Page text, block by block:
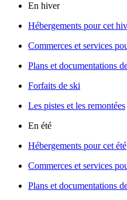
En hiver
Hébergements pour cet
Commerces et services
Plans et documentations
Forfaits de ski
Les pistes et les remontées
En été
Hébergements pour cet été
Commerces et services
Plans et documentations